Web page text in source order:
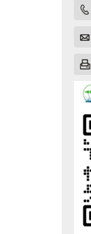


